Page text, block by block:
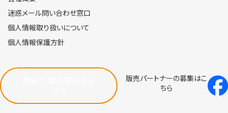
無料で製品資料をも
らう
お問い合わせ（平日9：00-18：00） 03-5368-1631